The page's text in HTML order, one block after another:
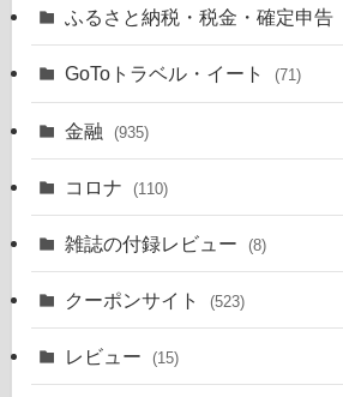
ふるさと納税・税金・確定申告
GoToトラベル・イート (71)
金融 (935)
コロナ (110)
雑誌の付録レビュー (8)
クーポンサイト (523)
レビュー (15)